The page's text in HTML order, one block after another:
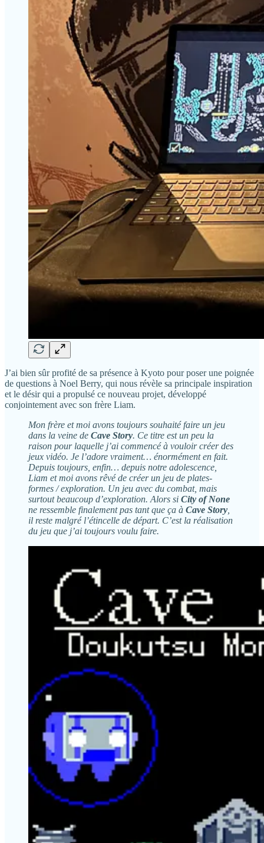
J’ai bien sûr profité de sa présence à Kyoto pour poser une poignée
de questions à Noel Berry, qui nous révèle sa principale inspiration
et le désir qui a propulsé ce nouveau projet, développé
conjointement avec son frère Liam.
Mon frère et moi avons toujours souhaité faire un jeu
dans la veine de Cave Story. Ce titre est un peu la
raison pour laquelle j’ai commencé à vouloir créer des
jeux vidéo. Je l’adore vraiment… énormément en fait.
Depuis toujours, enfin… depuis notre adolescence,
Liam et moi avons rêvé de créer un jeu de plates-
formes / exploration. Un jeu avec du combat, mais
surtout beaucoup d’exploration. Alors si City of None
ne ressemble finalement pas tant que ça à Cave Story
il reste malgré l’étincelle de départ. C’est la réalisation
du jeu que j’ai toujours voulu faire.